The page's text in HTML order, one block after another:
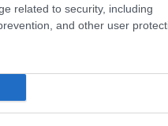
related to security, including
and other user
15:49
μετά την
- Αντίποινα
η Ζαχάροβα